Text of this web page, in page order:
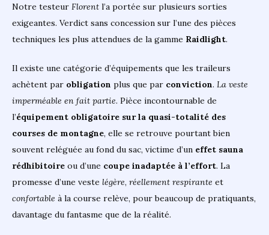
Notre testeur Florent l’a portée sur plusieurs sorties
exigeantes. Verdict sans concession sur l’une des pièces
techniques les plus attendues de la gamme Raidlight.
Il existe une catégorie d’équipements que les traileurs
achètent par obligation plus que par conviction. La veste
imperméable en fait partie. Pièce incontournable de
l’équipement obligatoire sur la quasi-totalité des
courses de montagne, elle se retrouve pourtant bien
souvent reléguée au fond du sac, victime d’un effet sauna
rédhibitoire ou d’une coupe inadaptée à l’effort. La
promesse d’une veste légère, réellement respirante et
confortable à la course relève, pour beaucoup de pratiquants,
davantage du fantasme que de la réalité.